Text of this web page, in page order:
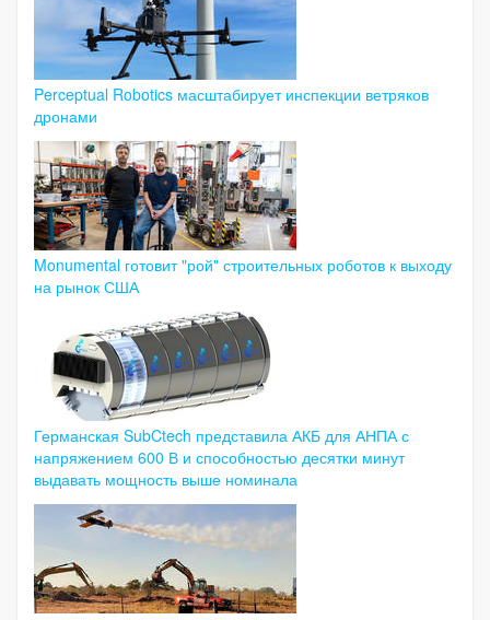
Perceptual Robotics масштабирует инспекции ветряков
дронами
Monumental готовит "рой" строительных роботов к выходу
на рынок США
Германская SubCtech представила АКБ для АНПА с
напряжением 600 В и способностью десятки минут
выдавать мощность выше номинала